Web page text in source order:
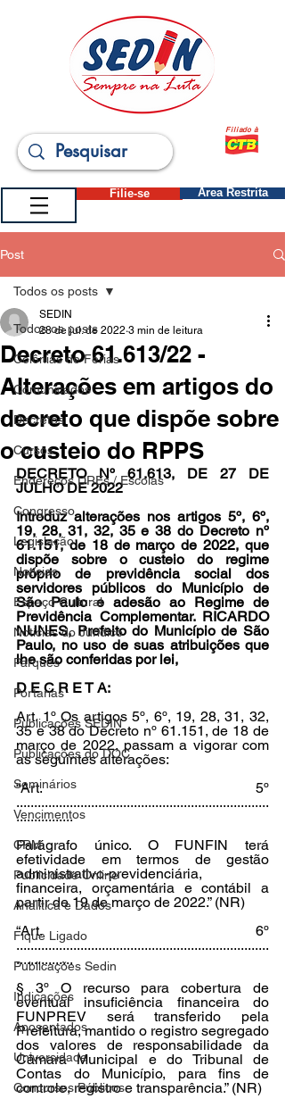
Filiado à
Filie-se Área Restrita
Post
Todos os posts
Colônias de Férias
Comunicados
Decretos
Cursos
Endereços DREs / Escolas
Congresso
Legislação
Notícias
Espaço Cultural
Notícias do Jurídico
Parques
Portarias
Publicações SEDIN
Publicações do DOC
Seminários
Vencimentos
CRM
Publicidade Online
Analítica e Dados
Fique Ligado
Publicações Sedin
Indicações
Aposentados
Universidade
Concursos Públicos
Todos os posts
Decreto 61.613/22 -
Alterações em artigos do
decreto que dispõe sobre
o custeio do RPPS
SEDIN
28 de jul. de 2022 3 min de leitura
DECRETO Nº 61.613, DE 27 DE
JULHO DE 2022
Introduz alterações nos artigos 5º, 6º,
19, 28, 31, 32, 35 e 38 do Decreto nº
61.151, de 18 de março de 2022, que
dispõe sobre o custeio do regime
próprio de previdência social dos
servidores públicos do Município de
São Paulo e adesão ao Regime de
Previdência Complementar. RICARDO
NUNES, Prefeito do Município de São
Paulo, no uso de suas atribuições que
lhe são conferidas por lei,
D E C R E T A:
Art. 1º Os artigos 5º, 6º, 19, 28, 31, 32,
35 e 38 do Decreto nº 61.151, de 18 de
março de 2022, passam a vigorar com
as seguintes alterações:
“Art. 5º
.......................................................................
................
Parágrafo único. O FUNFIN terá
efetividade em termos de gestão
administrativo-previdenciária,
financeira, orçamentária e contábil a
partir de 19 de março de 2022.” (NR)
“Art. 6º
.......................................................................
................
§ 3º O recurso para cobertura de
eventual insuficiência financeira do
FUNPREV será transferido pela
Prefeitura, mantido o registro segregado
dos valores de responsabilidade da
Câmara Municipal e do Tribunal de
Contas do Município, para fins de
controle, registro e transparência.” (NR)